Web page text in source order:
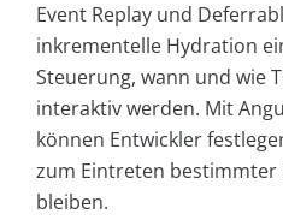
Event Replay und
inkrementelle Hydration
Steuerung, wann und wie
interaktiv werden. Mit
können Entwickler
zum Eintreten
bleiben.